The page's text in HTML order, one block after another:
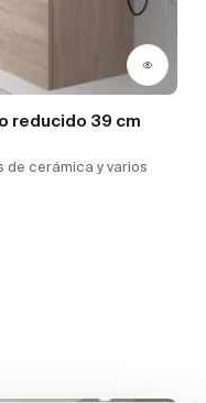
reducido 39 cm
de cerámica y varios